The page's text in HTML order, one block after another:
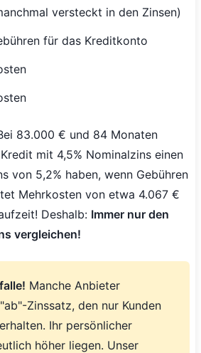
versteckt in den Zinsen)
für das Kreditkonto
83.000 € und 84 Monaten
mit 4,5% Nominalzins einen
von 5,2% haben, wenn Gebühren
Mehrkosten von etwa 4.067 €
Deshalb: Immer nur den
vergleichen!
Manche Anbieter
Zinssatz, den nur Kunden
Ihr persönlicher
höher liegen. Unser